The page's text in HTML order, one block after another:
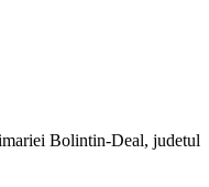
Bolintin-Deal, judetul